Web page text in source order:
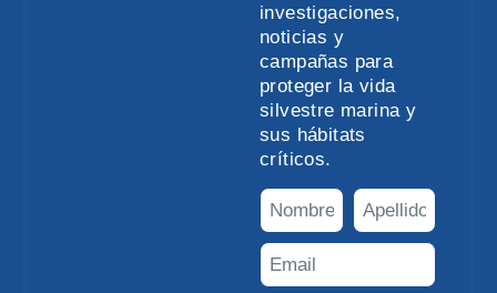
investigaciones,
noticias y
campañas para
proteger la vida
silvestre marina y
sus hábitats
críticos.